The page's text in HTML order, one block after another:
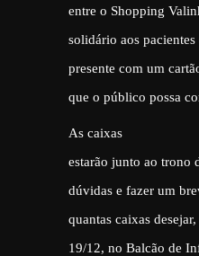
entre o Shopping
solidário aos
presente com um
que o público possa
As caixas
estarão junto ao trono
dúvidas e fazer um
quantas caixas
19/12, no Balcão de